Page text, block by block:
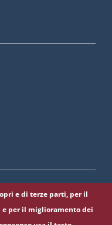
e di terze parti, per il
per il miglioramento dei